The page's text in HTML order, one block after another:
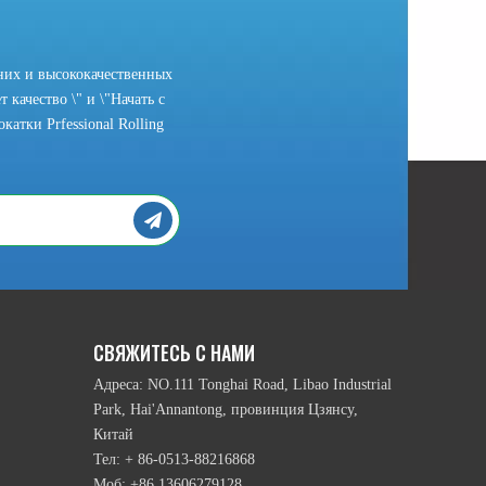
и высококачественных
качество \" и \"Начать с
Prfessional Rolling
СВЯЖИТЕСЬ С НАМИ
Адреса: NO.111 Tonghai Road, Libao Industrial
Park, Hai'Annantong, провинция Цзянсу,
Китай
Тел: + 86-0513-88216868